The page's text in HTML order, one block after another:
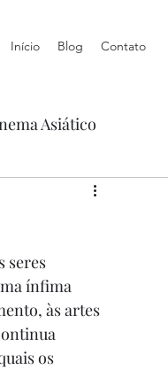
Início Blog Contato
Asiático
seres
ínfima
às artes
os